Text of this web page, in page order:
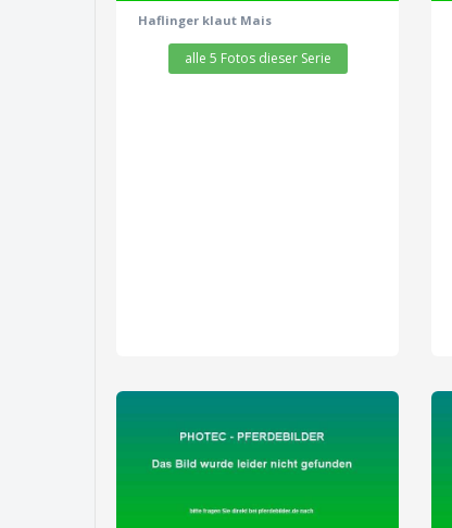
Haflinger klaut Mais
alle 5 Fotos dieser Serie
zeige alle 7 Fotos